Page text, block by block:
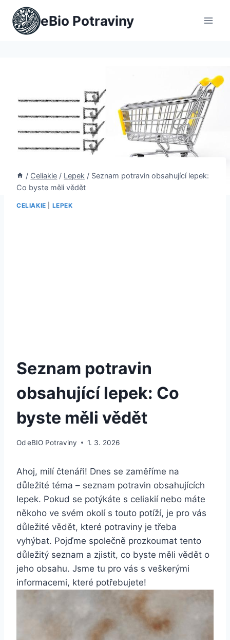
Přeskočit
obsah
eBio Potraviny
/ Celiakie / Lepek / Seznam potravin obsahující lepek:
Co byste měli vědět
CELIAKIE LEPEK
Seznam potravin
obsahující lepek: Co
byste měli vědět
OdeBIO Potraviny 1. 3. 2026
Ahoj, milí čtenáři! Dnes se zaměříme na
důležité téma – seznam potravin obsahujících
lepek. Pokud se potýkáte s celiakií nebo máte
někoho ve svém okolí s touto potíží, je pro vás
důležité vědět, které potraviny je třeba
vyhýbat. Pojďme společně prozkoumat tento
důležitý seznam a zjistit, co byste měli vědět o
jeho obsahu. Jsme tu pro vás s veškerými
informacemi, které potřebujete!